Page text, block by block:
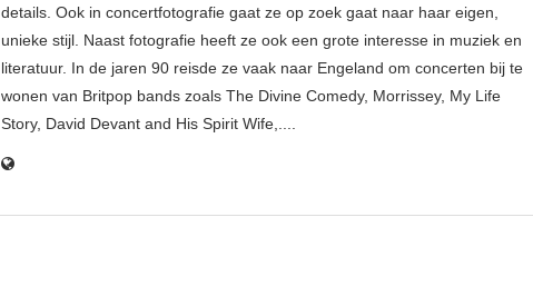
details. Ook in concertfotografie gaat ze op zoek gaat naar haar eigen,
unieke stijl. Naast fotografie heeft ze ook een grote interesse in muziek en
literatuur. In de jaren 90 reisde ze vaak naar Engeland om concerten bij te
wonen van Britpop bands zoals The Divine Comedy, Morrissey, My Life
Story, David Devant and His Spirit Wife,....